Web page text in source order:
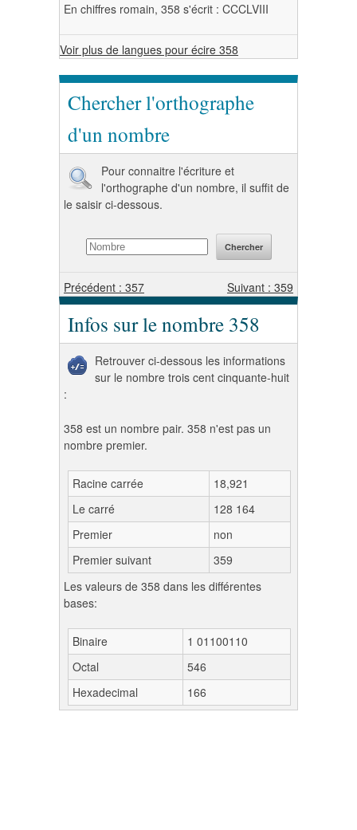
En chiffres romain, 358 s'écrit : CCCLVIII
Voir plus de langues pour écire 358
Chercher l'orthographe
d'un nombre
Pour connaitre l'écriture et
l'orthographe d'un nombre, il suffit de
le saisir ci-dessous.
Précédent : 357 Suivant : 359
Infos sur le nombre 358
Retrouver ci-dessous les informations
sur le nombre trois cent cinquante-huit
:
358 est un nombre pair. 358 n'est pas un
nombre premier.
Racine carrée
18,921
Le carré
128 164
Premier
non
Premier suivant
359
Les valeurs de 358 dans les différentes
bases:
Binaire
1 01100110
Octal
546
Hexadecimal
166